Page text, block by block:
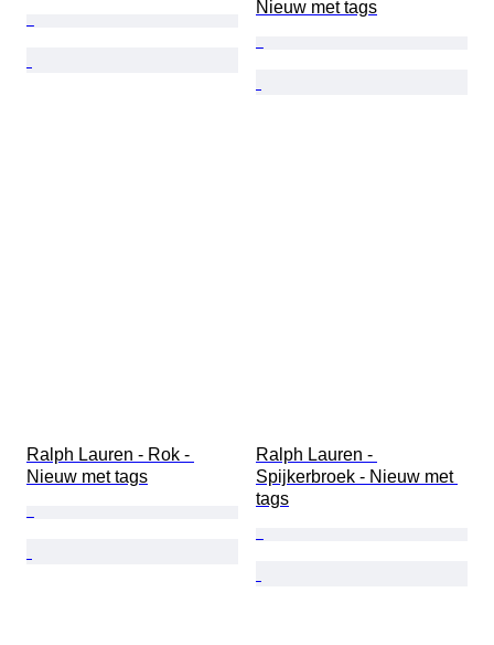
Nieuw met tags
Ralph Lauren - Rok -
Nieuw met tags
Ralph Lauren -
Spijkerbroek - Nieuw met
tags